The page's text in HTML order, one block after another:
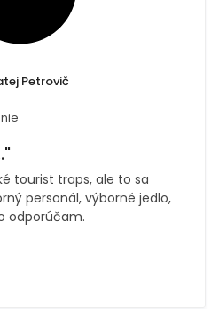
Petrovič
tourist traps, ale to sa
personál, výborné jedlo,
odporúčam.